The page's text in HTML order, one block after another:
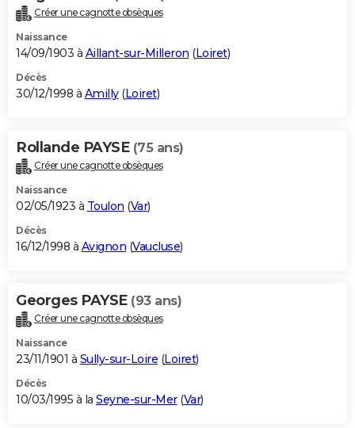
Créer une cagnotte obsèques
Naissance
14/09/1903 à Aillant-sur-Milleron (Loiret)
Décès
30/12/1998 à Amilly(Loiret)
Rollande PAYSE (75 ans)
Créer une cagnotte obsèques
Naissance
02/05/1923 à Toulon (Var)
Décès
16/12/1998 à Avignon (Vaucluse)
Georges PAYSE (93 ans)
Créer une cagnotte obsèques
Naissance
23/11/1901 à Sully-sur-Loire (Loiret)
Décès
10/03/1995 à la Seyne-sur-Mer(Var)